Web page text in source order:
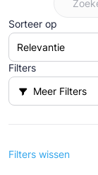
Speciale
- Uitstekend
- Efficiency en
-
motor
- Sterk verbeterd
Filters
Meer Filters
Sorteer op
Filters wissen